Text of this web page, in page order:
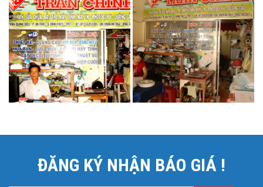
ĐĂNG KÝ NHẬN BÁO GIÁ !